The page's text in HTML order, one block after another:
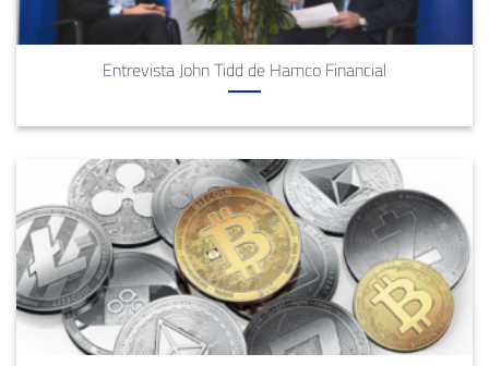
Entrevista John Tidd de Hamco Financial